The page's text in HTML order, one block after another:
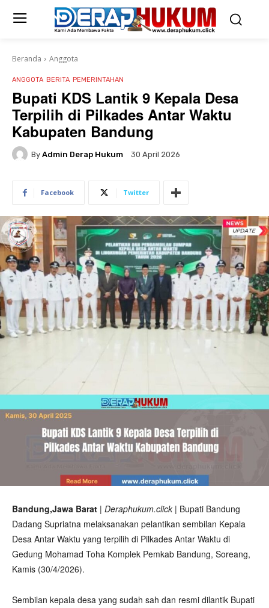
Beranda Anggota
ANGGOTA BERITA PEMERINTAHAN
Bupati KDS Lantik 9 Kepala Desa
Terpilih di Pilkades Antar Waktu
Kabupaten Bandung
By Admin Derap Hukum 30 April 2026
Facebook Twitter
Bandung,Jawa Barat | Deraphukum.click | Bupati Bandung
Dadang Supriatna melaksanakan pelantikan sembilan Kepala
Desa Antar Waktu yang terpilih di Pilkades Antar Waktu di
Gedung Mohamad Toha Komplek Pemkab Bandung, Soreang,
Kamis (30/4/2026).
Sembilan kepala desa yang sudah sah dan resmi dilantik Bupati